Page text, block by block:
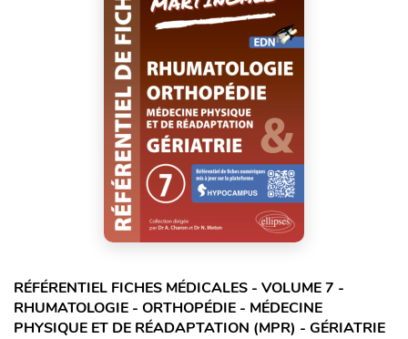
RÉFÉRENTIEL FICHES MÉDICALES - VOLUME 7 -
RHUMATOLOGIE - ORTHOPÉDIE - MÉDECINE
PHYSIQUE ET DE RÉADAPTATION (MPR) - GÉRIATRIE